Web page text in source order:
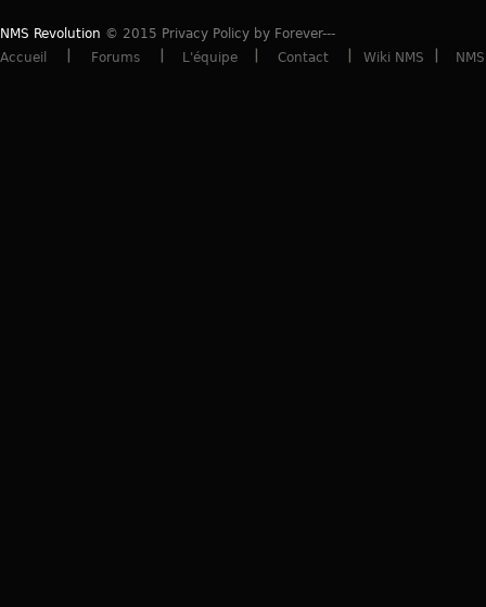
NMS Revolution © 2015 Privacy Policy by Forever---
Accueil
Forums L'équipe Contact Wiki NMS